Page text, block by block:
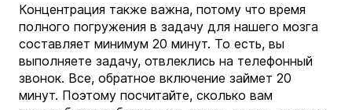
Концентрация также важна, потому что время
полного погружения в задачу для нашего мозга
составляет минимум 20 минут. То есть, вы
выполняете задачу, отвлеклись на телефонный
звонок. Все, обратное включение займет 20
минут. Поэтому посчитайте, сколько вам